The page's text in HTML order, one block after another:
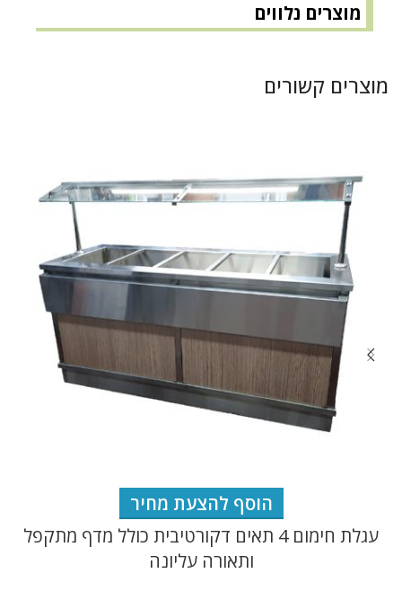
מוצרים נלווים
מוצרים קשורים
הוסף להצעת מחיר
עגלת חימום 4 תאים דקורטיבית כולל מדף מתקפל
ותאורה עליונה